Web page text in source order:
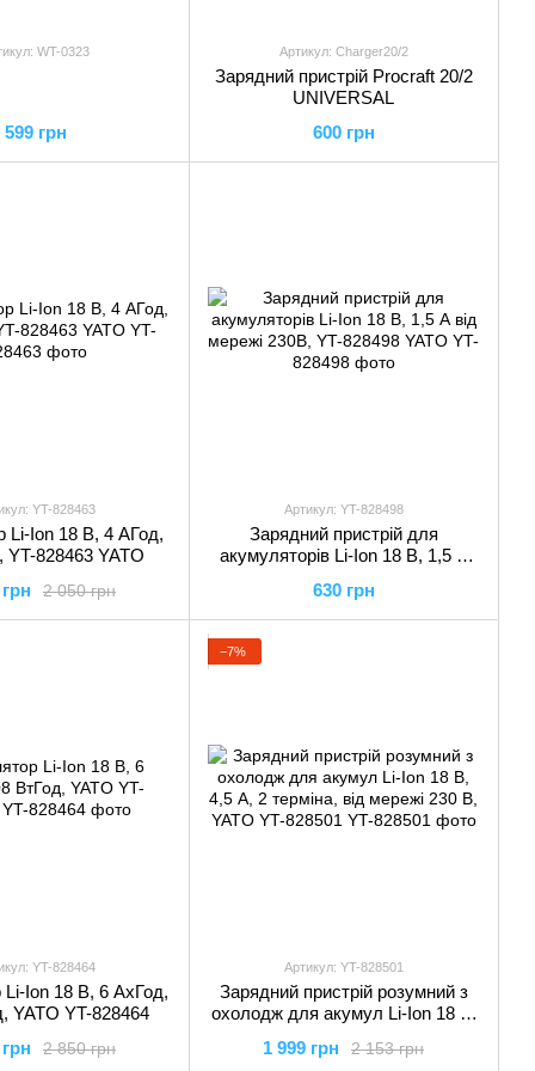
WT-0323
599 грн
Артикул: Charger20/2
Зарядний пристрій Procraft 20/2
UNIVERSAL
600 грн
YT-828463
Li-Ion 18 В, 4 АГод,
YT-828463 YATO
2 050 грн
Артикул: YT-828498
Зарядний пристрій для
акумуляторів Li-Ion 18 В, 1,5 А
YATO
630 грн
YT-828464
Li-Ion 18 В, 6 АxГод,
YATO YT-828464
2 850 грн
−7%
Артикул: YT-828501
Зарядний пристрій розумний з
охолодж для акумул Li-Ion 18 В,
B, YATO YT-828501
2 153 грн
1 999 грн